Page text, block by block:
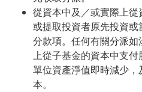
從資本中及／或實際上
或提取投資者原先投資
分款項。任何有關分派
上從子基金的資本中支
單位資產淨值即時減少
本。